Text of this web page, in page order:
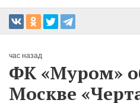
час назад
ФК «Муром»
Москве